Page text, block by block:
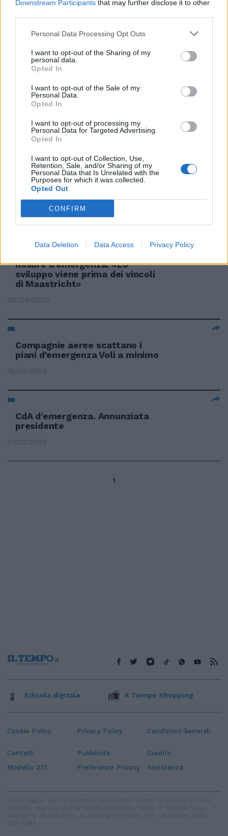
Downstream Participants that may further disclose it to other
Personal Data Processing Opt Outs
I want to opt-out of the Sharing of my
personal data.
Opted In
I want to opt-out of the Sale of my
Personal Data.
Opted In
I want to opt-out of processing my
Personal Data for Targeted Advertising.
Opted In
I want to opt-out of Collection, Use,
Retention, Sale, and/or Sharing of my
Personal Data that Is Unrelated with the
Purposes for which it was collected.
Opted Out
CONFIRM
Data Deletion Data Access Privacy Policy
«Prodi dichiari lo stato
06/01/2008
PAURA IN VOLO Atterraggio
forte vento
01/10/2005
«No» a decisioni d'emergenza
sul risparmio
misure d'emergenza. «Lo
sviluppo viene prima dei vincoli
di Maastricht»
06/09/2003
Compagnie aeree scattano i
piani d'emergenza Voli a minimo
19/03/2003
CdA d'emergenza. Annunziata
presidente
17/03/2003
1
Cookie Policy Privacy Policy Condizioni Generali
Contatti Pubblicità
Credits
Modello 231
Preferenze Privacy Assistenza
Edicola digitale Il Tempo Shopping